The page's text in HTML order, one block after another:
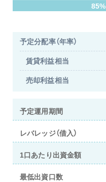
85%
予定分配率（年率）
賃貸利益相当
売却利益相当
予定運用期間
レバレッジ（借入）
1口あたり出資金額
最低出資口数